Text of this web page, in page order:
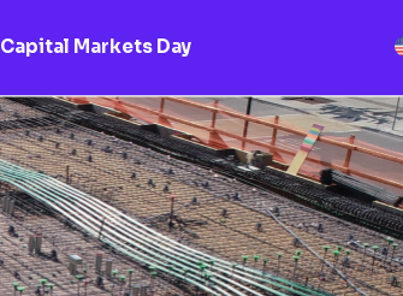
Capital Markets Day